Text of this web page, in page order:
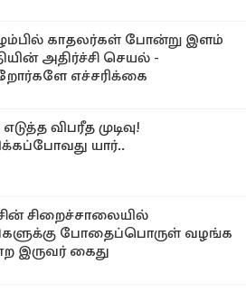
காதலர்கள் போன்று இளம்
அதிர்ச்சி செயல் -
எச்சரிக்கை
விபரீத முடிவு!
யார்..
சிறைச்சாலையில்
போதைப்பொருள் வழங்க
இருவர் கைது